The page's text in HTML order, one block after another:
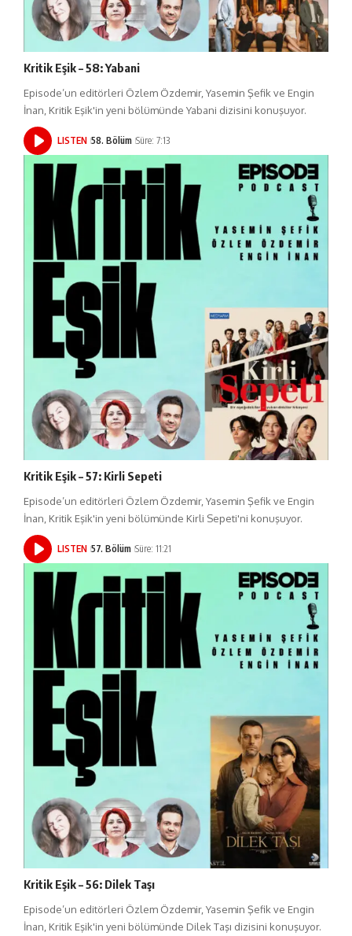
Kritik Eşik – 58: Yabani
Episode’un editörleri Özlem Özdemir, Yasemin Şefik ve Engin
İnan, Kritik Eşik'in yeni bölümünde Yabani dizisini konuşuyor.
LISTEN 58. Bölüm Süre: 7:13
Kritik Eşik – 57: Kirli Sepeti
Episode’un editörleri Özlem Özdemir, Yasemin Şefik ve Engin
İnan, Kritik Eşik'in yeni bölümünde Kirli Sepeti'ni konuşuyor.
LISTEN 57. Bölüm Süre: 11:21
Kritik Eşik – 56: Dilek Taşı
Episode’un editörleri Özlem Özdemir, Yasemin Şefik ve Engin
İnan, Kritik Eşik'in yeni bölümünde Dilek Taşı dizisini konuşuyor.